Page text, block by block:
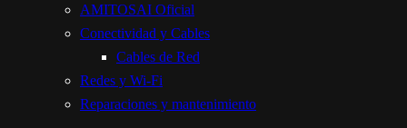
AMITOSAI Oficial
Conectividad y Cables
Cables de Red
Redes y Wi-Fi
Reparaciones y mantenimiento